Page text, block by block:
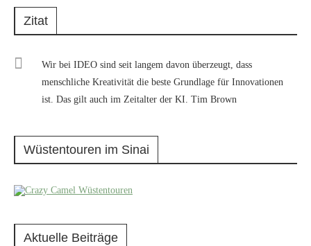
Zitat
Wir bei IDEO sind seit langem davon überzeugt, dass
menschliche Kreativität die beste Grundlage für Innovationen
ist. Das gilt auch im Zeitalter der KI. Tim Brown
Wüstentouren im Sinai
Aktuelle Beiträge